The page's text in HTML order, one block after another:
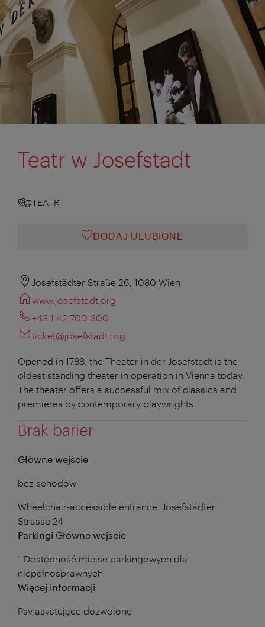
Teatr w Josefstadt
TEATR
DODAJ ULUBIONE
Josefstädter Straße 26, 1080 Wien
www.josefstadt.org
+43 1 42 700-300
ticket@josefstadt.org
Opened in 1788, the Theater in der Josefstadt is the
oldest standing theater in operation in Vienna today.
The theater offers a successful mix of classics and
premieres by contemporary playwrights.
Brak barier
Główne wejście
bez schodów
Wheelchair-accessible entrance: Josefstädter
Strasse 24
Parkingi Główne wejście
1 Dostępność miejsc parkingowych dla
niepełnosprawnych
Więcej informacji
Psy asystujące dozwolone